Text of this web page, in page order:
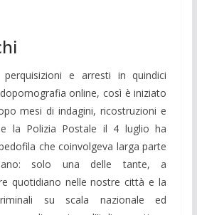
e arresti in quindici
online, così è iniziato
mesi di indagini, ricostruzioni e
la Polizia Postale il 4 luglio ha
che coinvolgeva larga parte
solo una delle tante, a
quotidiano nelle nostre città e la
su scala nazionale ed